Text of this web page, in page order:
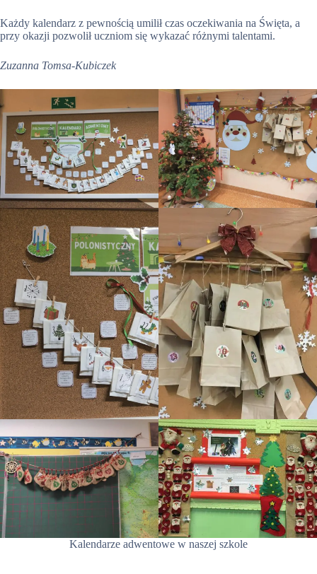
Każdy kalendarz z pewnością umilił czas oczekiwania na Święta, a
przy okazji pozwolił uczniom się wykazać różnymi talentami.
Zuzanna Tomsa-Kubiczek
Kalendarze adwentowe w naszej szkole